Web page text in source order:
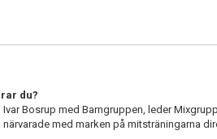
du?
Ivar Bosrup med Barngruppen, leder
med marken på mitsträningarna